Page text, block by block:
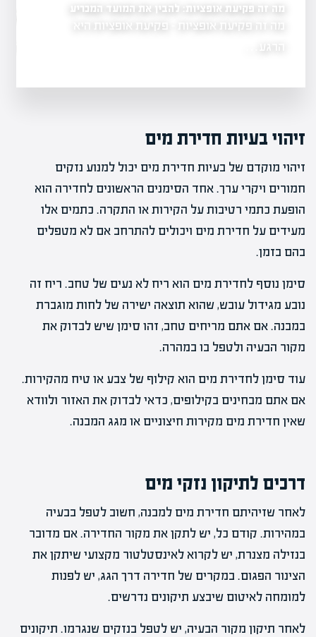
המהווה
מה זה פקיעת אופציות: להבין את המועד המכריע
מה זה פקיעת אופציות - פקיעת אופציות היא
מה זה אופציות בשוק
זיהוי בעיות חדירת מים
זיהוי מוקדם של בעיות חדירת מים יכול למנוע נזקים
חמורים ויקרי ערך. אחד הסימנים הראשונים לחדירה הוא
הופעת כתמי רטיבות על הקירות או התקרה. כתמים אלו
מעידים על חדירת מים ויכולים להתרחב אם לא מטפלים
בהם בזמן.
סימן נוסף לחדירת מים הוא ריח לא נעים של טחב. ריח זה
נובע מגידול עובש, שהוא תוצאה ישירה של לחות מוגברת
במבנה. אם אתם מריחים טחב, זהו סימן שיש לבדוק את
מקור הבעיה ולטפל בו במהרה.
עוד סימן לחדירת מים הוא קילוף של צבע או טיח מהקירות.
אם אתם מבחינים בקילופים, כדאי לבדוק את האזור ולוודא
שאין חדירת מים מקירות חיצוניים או מגג המבנה.
דרכים לתיקון נזקי מים
לאחר שזיהיתם חדירת מים למבנה, חשוב לטפל בבעיה
במהירות. קודם כל, יש לתקן את מקור החדירה. אם מדובר
בנזילה מצנרת, יש לקרוא לאינסטלטור מקצועי שיתקן את
הצינור הפגום. במקרים של חדירה דרך הגג, יש לפנות
למומחה לאיטום שיבצע תיקונים נדרשים.
לאחר תיקון מקור הבעיה, יש לטפל בנזקים שנגרמו. תיקונים